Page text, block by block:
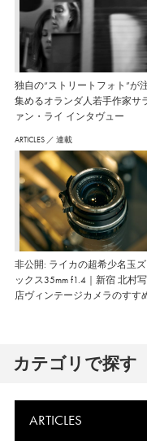
独自の“ストリートフォト”が
集めるオランダ人若手作家サ
ァン・ライ インタヴュー
ARTICLES ／ 連載
非公開: ライカの超希少名玉
ックス35mm f1.4｜新宿 北村
店ヴィンテージカメラのすす
カテゴリで探す
ARTICLES